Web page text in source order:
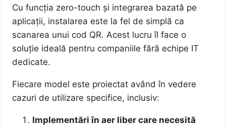
Cu funcția zero-touch și integrarea bazată pe
aplicații, instalarea este la fel de simplă ca
scanarea unui cod QR. Acest lucru îl face o
soluție ideală pentru companiile fără echipe IT
dedicate.
Fiecare model este proiectat având în vedere
cazuri de utilizare specifice, inclusiv:
Implementări în aer liber care necesită